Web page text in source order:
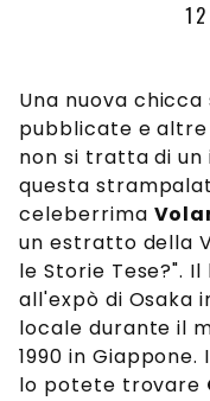
Una nuova
pubblicate e
non si tratta di un
questa
celeberrima
un estratto della
le Storie Tese?".
all'expò di Osaka
locale durante il
1990 in
lo potete trovare